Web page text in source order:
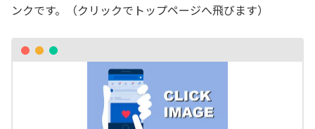
ンクです。（クリックでトップページへ飛びます）